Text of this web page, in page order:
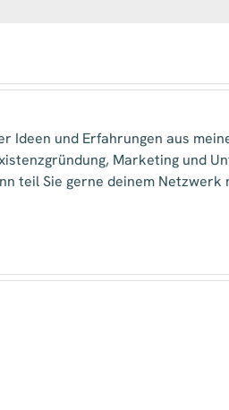
Ideen und Erfahrungen aus
Marketing und
teil Sie gerne deinem